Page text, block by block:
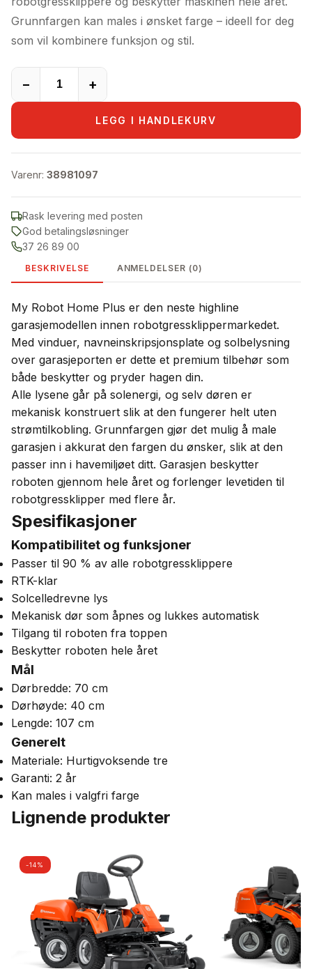
Grunnfargen kan males i ønsket farge – ideell for deg
som vil kombinere funksjon og stil.
− +
LEGG I HANDLEKURV
Varenr: 38981097
Rask levering med posten
God betalingsløsninger
37 26 89 00
BESKRIVELSE ANMELDELSER (0)
My Robot Home Plus er den neste highline
garasjemodellen innen robotgressklippermarkedet.
Med vinduer, navneinskripsjonsplate og solbelysning
over garasjeporten er dette et premium tilbehør som
både beskytter og pryder hagen din.
Alle lysene går på solenergi, og selv døren er
mekanisk konstruert slik at den fungerer helt uten
strømtilkobling. Grunnfargen gjør det mulig å male
garasjen i akkurat den fargen du ønsker, slik at den
passer inn i havemiljøet ditt. Garasjen beskytter
roboten gjennom hele året og forlenger levetiden til
robotgressklipper med flere år.
Spesifikasjoner
Kompatibilitet og funksjoner
Passer til 90 % av alle robotgressklippere
RTK-klar
Solcelledrevne lys
Mekanisk dør som åpnes og lukkes automatisk
Tilgang til roboten fra toppen
Beskytter roboten hele året
Mål
Dørbredde: 70 cm
Dørhøyde: 40 cm
Lengde: 107 cm
Generelt
Materiale: Hurtigvoksende tre
Garanti: 2 år
Kan males i valgfri farge
Lignende produkter
-14%